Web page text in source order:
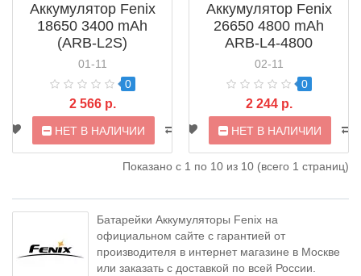
Аккумулятор Fenix
18650 3400 mAh
(ARB-L2S)
01-11
0
2 566 р.
НЕТ В НАЛИЧИИ
Аккумулятор Fenix
26650 4800 mAh
ARB-L4-4800
02-11
0
2 244 р.
НЕТ В НАЛИЧИИ
Показано с 1 по 10 из 10 (всего 1 страниц)
Батарейки Аккумуляторы Fenix на
официальном сайте с гарантией от
производителя в интернет магазине в Москве
или заказать с доставкой по всей России.